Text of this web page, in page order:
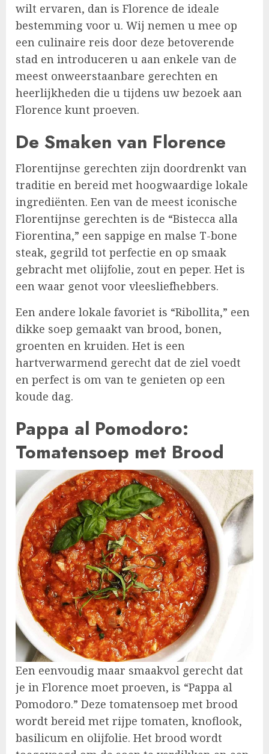
wilt ervaren, dan is Florence de ideale
bestemming voor u. Wij nemen u mee op
een culinaire reis door deze betoverende
stad en introduceren u aan enkele van de
meest onweerstaanbare gerechten en
heerlijkheden die u tijdens uw bezoek aan
Florence kunt proeven.
De Smaken van Florence
Florentijnse gerechten zijn doordrenkt van
traditie en bereid met hoogwaardige lokale
ingrediënten. Een van de meest iconische
Florentijnse gerechten is de “Bistecca alla
Fiorentina,” een sappige en malse T-bone
steak, gegrild tot perfectie en op smaak
gebracht met olijfolie, zout en peper. Het is
een waar genot voor vleesliefhebbers.
Een andere lokale favoriet is “Ribollita,” een
dikke soep gemaakt van brood, bonen,
groenten en kruiden. Het is een
hartverwarmend gerecht dat de ziel voedt
en perfect is om van te genieten op een
koude dag.
Pappa al Pomodoro:
Tomatensoep met Brood
Een eenvoudig maar smaakvol gerecht dat
je in Florence moet proeven, is “Pappa al
Pomodoro.” Deze tomatensoep met brood
wordt bereid met rijpe tomaten, knoflook,
basilicum en olijfolie. Het brood wordt